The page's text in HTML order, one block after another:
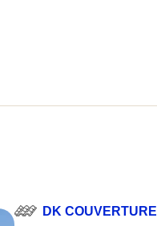
DK COUVERTURE